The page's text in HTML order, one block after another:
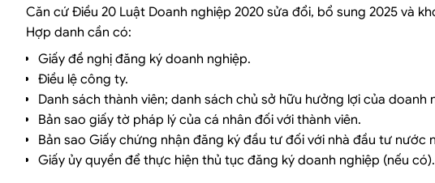
Căn cứ Điều 20 Luật Doanh nghiệp 2020 sửa đổi, bổ sung 2025 và
Hợp danh cần có:
Giấy đề nghị đăng ký doanh nghiệp.
Điều lệ công ty.
Danh sách thành viên; danh sách chủ sở hữu hưởng lợi của doanh
Bản sao giấy tờ pháp lý của cá nhân đối với thành viên.
Bản sao Giấy chứng nhận đăng ký đầu tư đối với nhà đầu tư nước
Giấy ủy quyền để thực hiện thủ tục đăng ký doanh nghiệp (nếu có).